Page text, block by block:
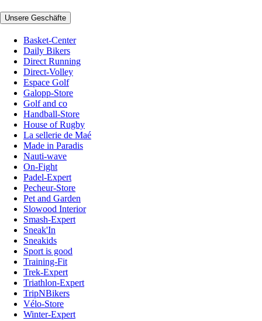
Unsere Geschäfte
Basket-Center
Daily Bikers
Direct Running
Direct-Volley
Espace Golf
Galopp-Store
Golf and co
Handball-Store
House of Rugby
La sellerie de Maé
Made in Paradis
Nauti-wave
On-Fight
Padel-Expert
Pecheur-Store
Pet and Garden
Slowood Interior
Smash-Expert
Sneak'In
Sneakids
Sport is good
Training-Fit
Trek-Expert
Triathlon-Expert
TripNBikers
Vélo-Store
Winter-Expert